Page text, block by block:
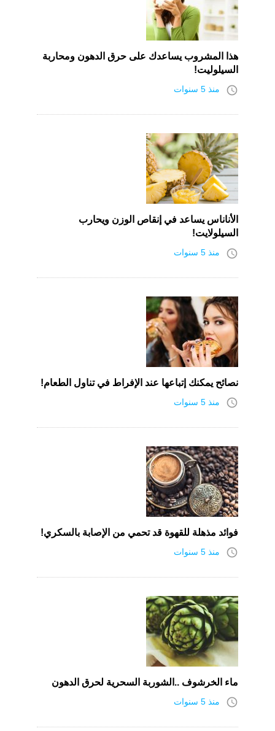
هذا المشروب يساعدك على حرق الدهون ومحاربة
السيلوليت!
access_time منذ 5 سنوات
الأناناس يساعد في إنقاص الوزن ويحارب
السيلولايت!
access_time منذ 5 سنوات
نصائح يمكنك إتباعها عند الإفراط في تناول الطعام!
access_time منذ 5 سنوات
فوائد مذهلة للقهوة قد تحمي من الإصابة بالسكري!
access_time منذ 5 سنوات
ماء الخرشوف ..الشوربة السحرية لحرق الدهون
access_time منذ 5 سنوات